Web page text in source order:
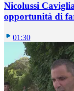
Nicolussi
opportunità di
01:30